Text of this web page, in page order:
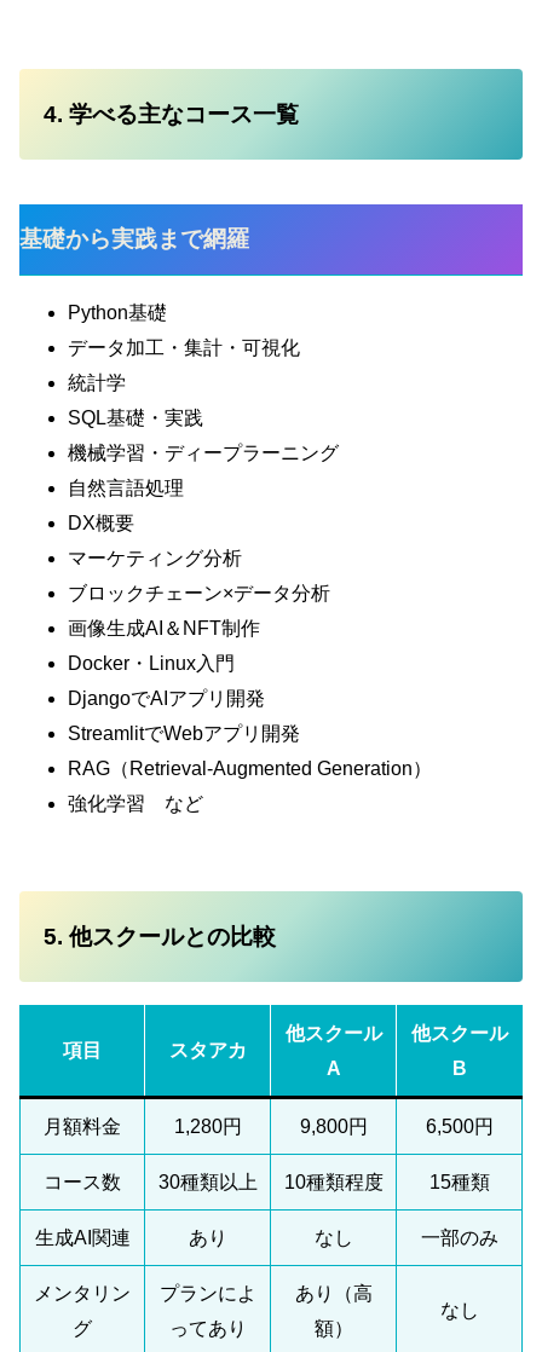
4. 学べる主なコース一覧
基礎から実践まで網羅
Python基礎
データ加工・集計・可視化
統計学
SQL基礎・実践
機械学習・ディープラーニング
自然言語処理
DX概要
マーケティング分析
ブロックチェーン×データ分析
画像生成AI＆NFT制作
Docker・Linux入門
DjangoでAIアプリ開発
StreamlitでWebアプリ開発
RAG（Retrieval-Augmented Generation）
強化学習 など
5. 他スクールとの比較
項目 スタアカ
他スクール
A
他スクール
B
月額料金 1,280円 9,800円 6,500円
コース数 30種類以上 10種類程度 15種類
生成AI関連 あり なし 一部のみ
メンタリン
グ
プランによ
ってあり
あり（高
額）
なし